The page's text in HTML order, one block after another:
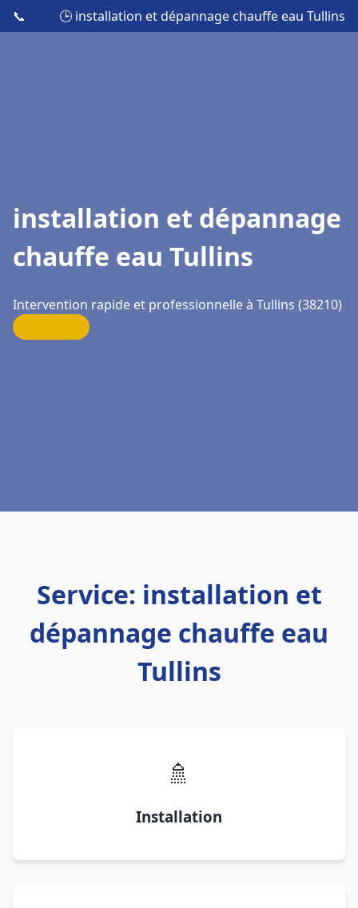
📞 🕒 installation et dépannage chauffe eau Tullins
installation et dépannage
chauffe eau Tullins
Intervention rapide et professionnelle à Tullins (38210)
Service: installation et
dépannage chauffe eau
Tullins
🚿
Installation